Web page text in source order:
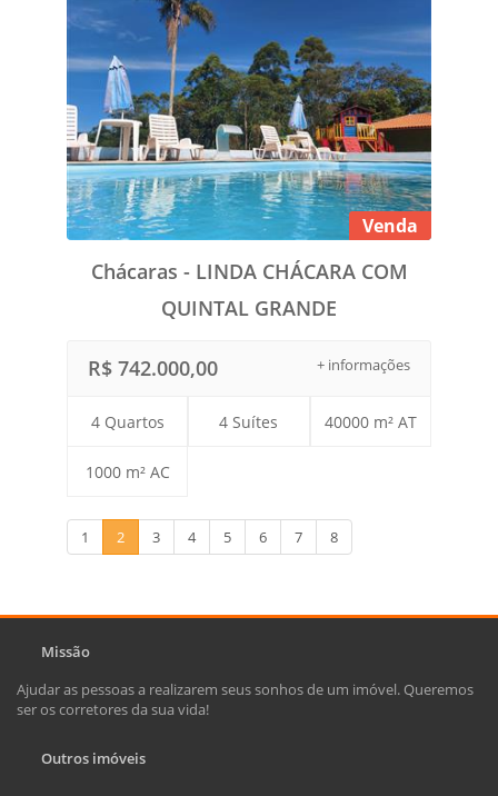
Venda
Chácaras - LINDA CHÁCARA COM
QUINTAL GRANDE
+ informações
R$ 742.000,00
4 Quartos 4 Suítes 40000 m² AT
1000 m² AC
1 2 3 4 5 6 7 8
Missão
Ajudar as pessoas a realizarem seus sonhos de um imóvel. Queremos
ser os corretores da sua vida!
Outros imóveis